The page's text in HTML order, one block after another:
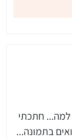
למה... חתכתי
בתמונה...